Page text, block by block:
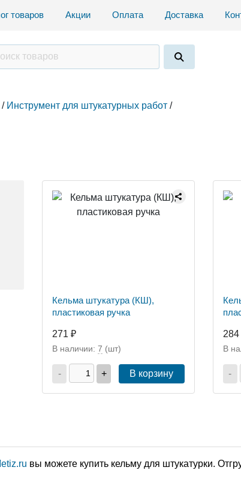
товаров Акции Оплата Доставка
/ Инструмент для штукатурных работ /
Кельма штукатура (КШ),
пластиковая ручка
271 ₽
В наличии: 7 (шт)
- + В корзину
284
В
-
вы можете купить кельму для штукатурки.